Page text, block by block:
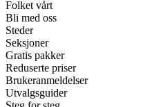
Folket vårt
Bli med oss
Steder
Seksjoner
Gratis pakker
Reduserte priser
Brukeranmeldelser
Utvalgsguider